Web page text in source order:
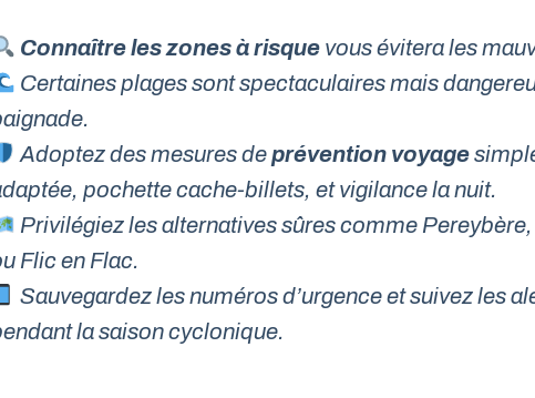
Connaître les zones à risque vous évitera les
Certaines plages sont spectaculaires mais
Adoptez des mesures deprévention voyage
pochette cache-billets, et vigilance la nuit.
Privilégiez les alternatives sûres comme Pereybère,
Flic en Flac.
Sauvegardez les numéros d’urgence et suivez les
la saison cyclonique.